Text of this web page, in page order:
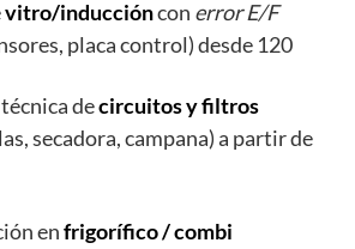
vitro/induccióncon error E/F
placa control) desde 120
decircuitos y filtros
secadora, campana) a partir de
enfrigorífico / combi